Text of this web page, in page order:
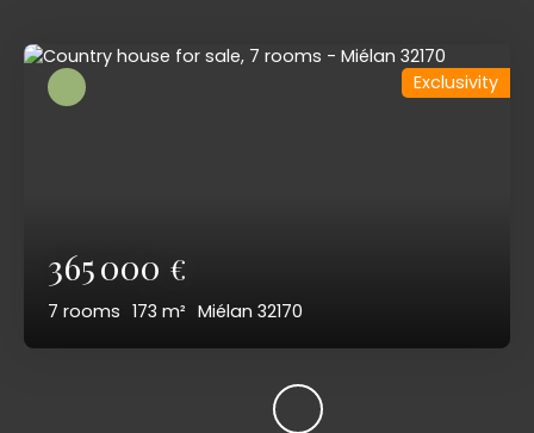
365 000 €
7 rooms 173 m² Miélan 32170
Exclusivity